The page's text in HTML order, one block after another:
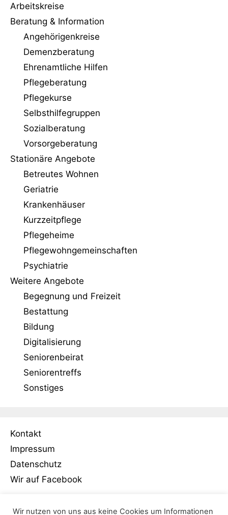
Arbeitskreise
Beratung & Information
Angehörigenkreise
Demenzberatung
Ehrenamtliche Hilfen
Pflegeberatung
Pflegekurse
Selbsthilfegruppen
Sozialberatung
Vorsorgeberatung
Stationäre Angebote
Betreutes Wohnen
Geriatrie
Krankenhäuser
Kurzzeitpflege
Pflegeheime
Pflegewohngemeinschaften
Psychiatrie
Weitere Angebote
Begegnung und Freizeit
Bestattung
Bildung
Digitalisierung
Seniorenbeirat
Seniorentreffs
Sonstiges
Kontakt
Impressum
Datenschutz
Wir auf Facebook
Wir nutzen von uns aus keine Cookies um Informationen